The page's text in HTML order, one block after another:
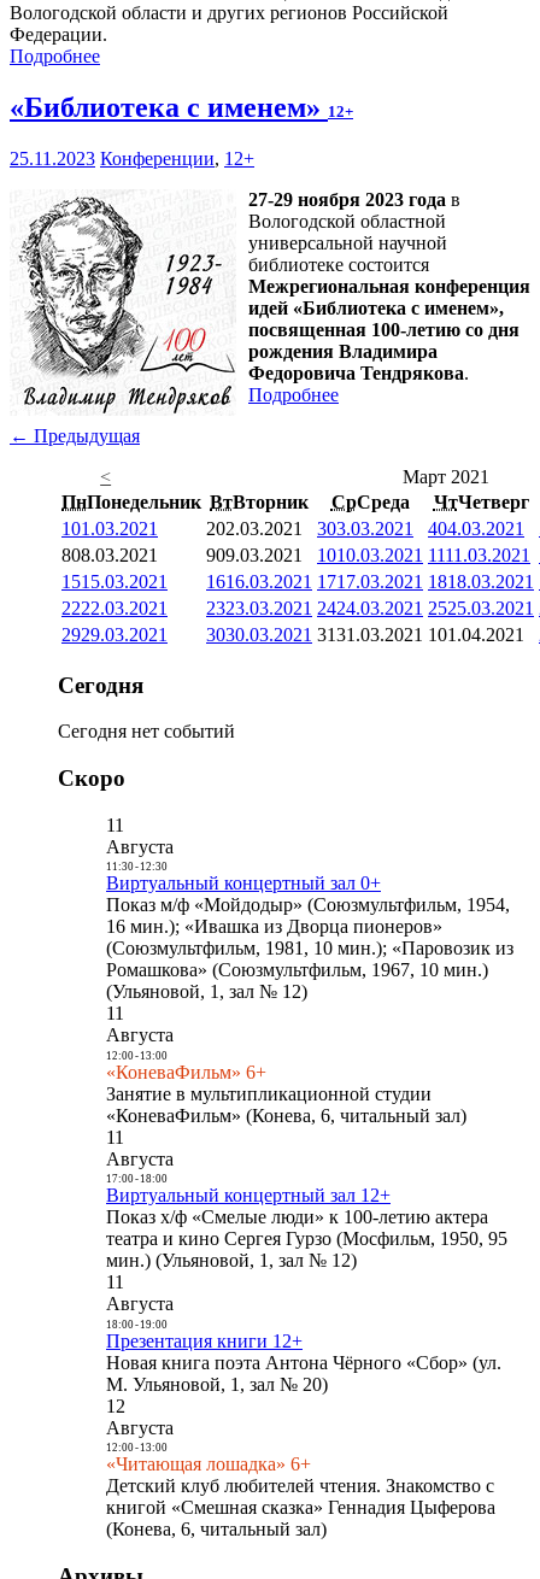
Вологодской области и других регионов Российской
Федерации.
Подробнее
«Библиотека с именем» 12+
25.11.2023 Конференции, 12+
27-29 ноября 2023 года в
Вологодской областной
универсальной научной
библиотеке состоится
Межрегиональная конференция
идей «Библиотека с именем»,
посвященная 100-летию со дня
рождения Владимира
Федоровича Тендрякова.
Подробнее
← Предыдущая
<
Март 2021
ПнПонедельник ВтВторник СрСреда ЧтЧетверг
101.03.2021 202.03.2021 303.03.2021 404.03.2021
808.03.2021 909.03.2021 1010.03.2021 1111.03.2021
1515.03.2021 1616.03.2021 1717.03.2021 1818.03.2021
2222.03.2021 2323.03.2021 2424.03.2021 2525.03.2021
2929.03.2021 3030.03.2021 3131.03.2021 101.04.2021
Сегодня
Сегодня нет событий
Скоро
11
Августа
11:30- 12:30
Виртуальный концертный зал 0+
Показ м/ф «Мойдодыр» (Союзмультфильм, 1954,
16 мин.); «Ивашка из Дворца пионеров»
(Союзмультфильм, 1981, 10 мин.); «Паровозик из
Ромашкова» (Союзмультфильм, 1967, 10 мин.)
(Ульяновой, 1, зал № 12)
11
Августа
12:00- 13:00
«КоневаФильм» 6+
Занятие в мультипликационной студии
«КоневаФильм» (Конева, 6, читальный зал)
11
Августа
17:00- 18:00
Виртуальный концертный зал 12+
Показ х/ф «Смелые люди» к 100-летию актера
театра и кино Сергея Гурзо (Мосфильм, 1950, 95
мин.) (Ульяновой, 1, зал № 12)
11
Августа
18:00- 19:00
Презентация книги 12+
Новая книга поэта Антона Чёрного «Сбор» (ул.
М. Ульяновой, 1, зал № 20)
12
Августа
12:00- 13:00
«Читающая лошадка» 6+
Детский клуб любителей чтения. Знакомство с
книгой «Смешная сказка» Геннадия Цыферова
(Конева, 6, читальный зал)